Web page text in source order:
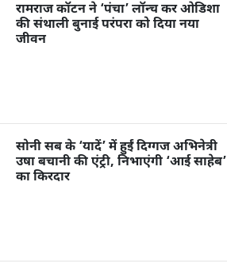
रामराज कॉटन ने ‘पंचा’ लॉन्च कर ओडिशा
की संथाली बुनाई परंपरा को दिया नया
जीवन
सोनी सब के ‘यादें’ में हुईं दिग्गज अभिनेत्री
उषा बचानी की एंट्री, निभाएंगी ‘आई साहेब’
का किरदार